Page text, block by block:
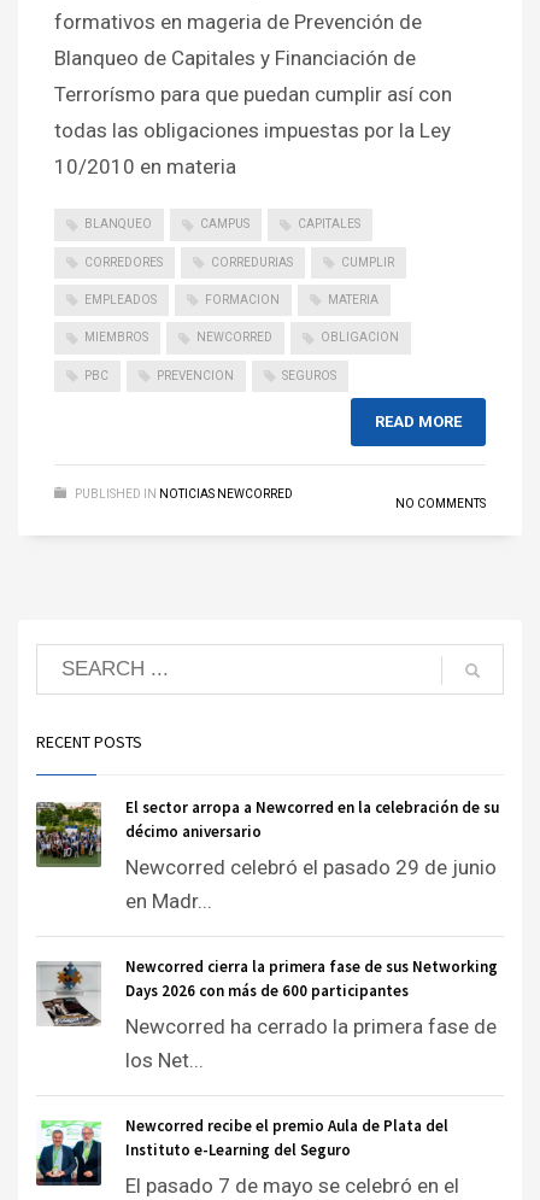
formativos en mageria de Prevención de
Blanqueo de Capitales y Financiación de
Terrorísmo para que puedan cumplir así con
todas las obligaciones impuestas por la Ley
10/2010 en materia
BLANQUEO CAMPUS CAPITALES
CORREDORES CORREDURIAS CUMPLIR
EMPLEADOS FORMACION MATERIA
MIEMBROS NEWCORRED OBLIGACION
PBC PREVENCION SEGUROS
READ MORE
PUBLISHED IN NOTICIAS NEWCORRED
NO COMMENTS
RECENT POSTS
El sector arropa a Newcorred en la celebración de su
décimo aniversario
Newcorred celebró el pasado 29 de junio
en Madr...
Newcorred cierra la primera fase de sus Networking
Days 2026 con más de 600 participantes
Newcorred ha cerrado la primera fase de
los Net...
Newcorred recibe el premio Aula de Plata del
Instituto e-Learning del Seguro
El pasado 7 de mayo se celebró en el